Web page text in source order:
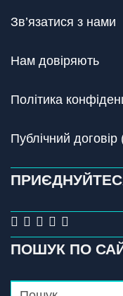
Зв’язатися з нами
Нам довіряють
Політика
Публічний
ПОШУК ПО